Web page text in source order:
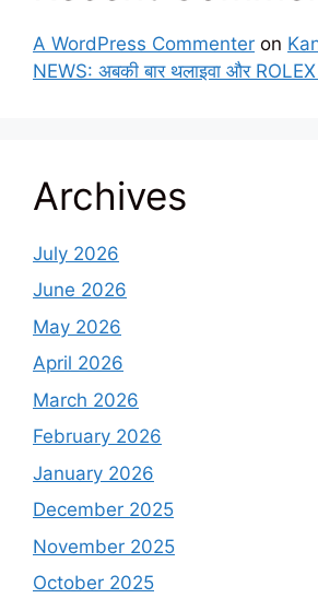
A WordPress Commenter on
NEWS: अबकी बार थलाइवा और ROLEX
Archives
July 2026
June 2026
May 2026
April 2026
March 2026
February 2026
January 2026
December 2025
November 2025
October 2025